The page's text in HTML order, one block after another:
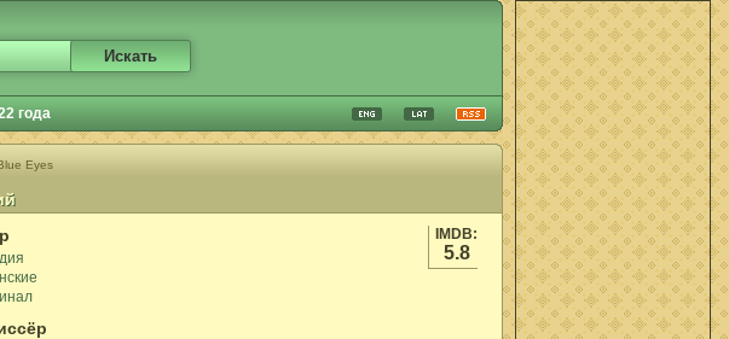
года
Eyes
IMDB:
5.8